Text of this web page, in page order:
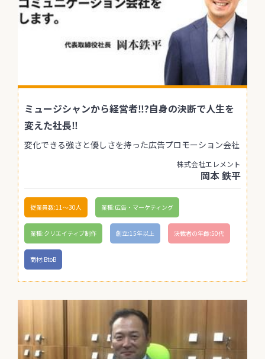
ミュージシャンから経営者‼?自身の決断で人生を
変えた社長‼
変化できる強さと優しさを持った広告プロモーション会社
株式会社エレメント
岡本 鉄平
従業員数:11〜30人 業種:広告・マーケティング
業種:クリエイティブ制作 創立:15年以上 決裁者の年齢:50代
商材:BtoB